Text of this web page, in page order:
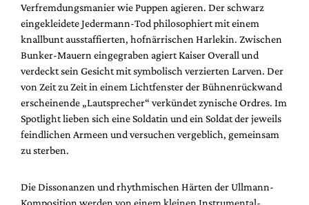
Verfremdungsmanier wie Puppen agieren. Der schwarz
eingekleidete Jedermann-Tod philosophiert mit einem
knallbunt ausstaffierten, hofnärrischen Harlekin. Zwischen
Bunker-Mauern eingegraben agiert Kaiser Overall und
verdeckt sein Gesicht mit symbolisch verzierten Larven. Der
von Zeit zu Zeit in einem Lichtfenster der Bühnenrückwand
erscheinende „Lautsprecher“ verkündet zynische Ordres. Im
Spotlight lieben sich eine Soldatin und ein Soldat der jeweils
feindlichen Armeen und versuchen vergeblich, gemeinsam
zu sterben.
Die Dissonanzen und rhythmischen Härten der Ullmann-
Komposition werden von einem kleinen Instrumental-